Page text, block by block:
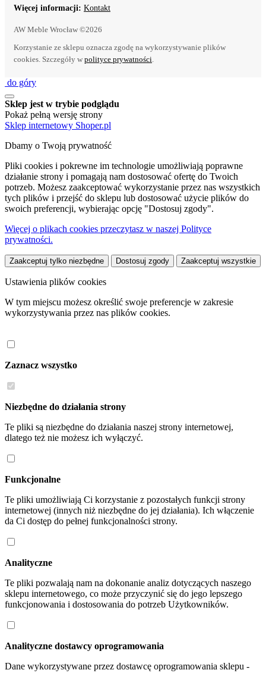
Więcej informacji: Kontakt
AW Meble Wrocław ©2026
Korzystanie ze sklepu oznacza zgodę na wykorzystywanie plików
cookies. Szczegóły w polityce prywatności
do góry
Sklep jest w trybie podglądu
Pokaż pełną wersję strony
Sklep internetowy Shoper.pl
Dbamy o Twoją prywatność
Pliki cookies i pokrewne im technologie umożliwiają poprawne
działanie strony i pomagają nam dostosować ofertę do Twoich
potrzeb. Możesz zaakceptować wykorzystanie przez nas wszystkich
tych plików i przejść do sklepu lub dostosować użycie plików do
swoich preferencji, wybierając opcję "Dostosuj zgody".
Więcej o plikach cookies przeczytasz w naszej Polityce
prywatności.
Zaakceptuj tylko niezbędne Dostosuj zgody Zaakceptuj wszystkie
Ustawienia plików cookies
W tym miejscu możesz określić swoje preferencje w zakresie
wykorzystywania przez nas plików cookies.
Zaznacz wszystko
Niezbędne do działania strony
Te pliki są niezbędne do działania naszej strony internetowej,
dlatego też nie możesz ich wyłączyć.
Funkcjonalne
Te pliki umożliwiają Ci korzystanie z pozostałych funkcji strony
internetowej (innych niż niezbędne do jej działania). Ich włączenie
da Ci dostęp do pełnej funkcjonalności strony.
Analityczne
Te pliki pozwalają nam na dokonanie analiz dotyczących naszego
sklepu internetowego, co może przyczynić się do jego lepszego
funkcjonowania i dostosowania do potrzeb Użytkowników.
Analityczne dostawcy oprogramowania
Dane wykorzystywane przez dostawcę oprogramowania sklepu -